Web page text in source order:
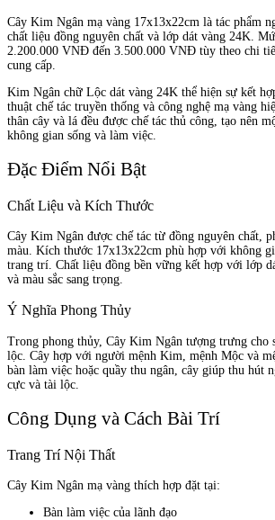
Cây Kim Ngân mạ vàng 17x13x22cm là tác phẩm
chất liệu đồng nguyên chất và lớp dát vàng 24K.
2.200.000 VNĐ đến 3.500.000 VNĐ tùy theo chi
cung cấp.
Kim Ngân chữ Lộc dát vàng 24K thể hiện sự kết
thuật chế tác truyền thống và công nghệ mạ vàng
thân cây và lá đều được chế tác thủ công, tạo nên
không gian sống và làm việc.
Đặc Điểm Nổi Bật
Chất Liệu và Kích Thước
Cây Kim Ngân được chế tác từ đồng nguyên chất,
màu. Kích thước 17x13x22cm phù hợp với không
trang trí. Chất liệu đồng bền vững kết hợp với lớp
và màu sắc sang trọng.
Ý Nghĩa Phong Thủy
Trong phong thủy, Cây Kim Ngân tượng trưng cho
lộc. Cây hợp với người mệnh Kim, mệnh Mộc và
bàn làm việc hoặc quầy thu ngân, cây giúp thu hút
cực và tài lộc.
Công Dụng và Cách Bài Trí
Trang Trí Nội Thất
Cây Kim Ngân mạ vàng thích hợp đặt tại:
Bàn làm việc của lãnh đạo